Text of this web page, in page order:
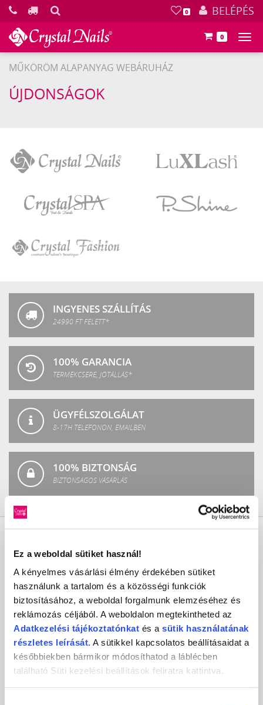
Ez a weboldal sütiket használ!
A kényelmes vásárlási élmény érdekében sütiket
használunk a tartalom és a közösségi funkciók
biztosításához, a weboldal forgalmunk elemzéséhez és
reklámozás céljából. A weboldalon megtekintheted az
Adatkezelési tájékoztatónkat és a sütik használatának
részletes leírását. A sütikkel kapcsolatos beállításaidat a
későbbiekben bármikor módosíthatod a láblécben
található Süti kezelési beállítások feliratra kattintva.
0 BELÉPÉS
0
MŰKÖRÖM ALAPANYAG WEBÁRUHÁZ
ÚJDONSÁGOK
Nails
SPA
INGYENES SZÁLLÍTÁS
24990 FT FELETT*
100% GARANCIA
TERMÉKCSERE, JÓTÁLLÁS*
ÜGYFÉLSZOLGÁLAT
8-17H TELEFONON, EMAILBEN
100% BIZTONSÁG
BIZTONSÁGOS VÁSÁRLÁS
Crystal
Nails
CosmoPro
Kft.
Crystal Nails
CosmoPro Kft.
1085
Hungary
+36 1 / 334 1924
ugyfelszolgalat@crystalnails.hu